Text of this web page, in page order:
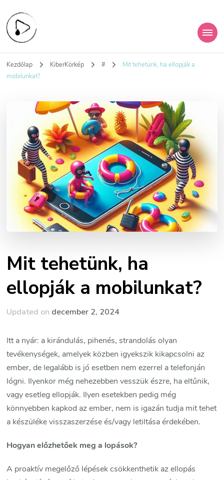
KiberHigiénia
Egyesület
Kezdőlap KiberKörkép #
Mit tehetünk, ha ellopják a
mobilunkat?
Mit tehetünk, ha
ellopják a mobilunkat?
Updated on december 2, 2024
Itt a nyár: a kirándulás, pihenés, strandolás olyan
tevékenységek, amelyek közben igyekszik kikapcsolni az
ember, de legalább is jó esetben nem ezerrel a telefonján
lógni. Ilyenkor még nehezebben vesszük észre, ha eltűnik,
vagy esetleg ellopják. Ilyen esetekben pedig még
könnyebben kapkod az ember, nem is igazán tudja mit tehet
a készüléke visszaszerzése és/vagy letiltása érdekében.
Hogyan előzhetőek meg a lopások?
A proaktív megelőző lépések csökkenthetik az ellopás